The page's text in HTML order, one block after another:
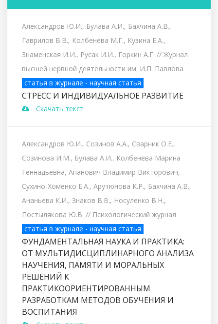
Александров Ю.И., Булава А.И., Бахчина А.В.,
Гаврилов В.В., Колбенева М.Г., Кузина Е.А.,
Знаменская И.И., Русак И.И., Горкин А.Г. // Журнал
высшей нервной деятельности им. И.П. Павлова
статья в журнале - научная статья
СТРЕСС И ИНДИВИДУАЛЬНОЕ РАЗВИТИЕ
Скачать текст
Александров Ю.И., Созинов А.А., Сварник О.Е.,
Созинова И.М., Булава А.И., Колбенева Марина
Геннадьевна, Апанович Владимир Викторович,
Сухино-Хоменко Е.А., Арутюнова К.Р., Бахчина А.В.,
Ананьева К.И., Знаков В.В., Носуленко В.Н.,
Постылякова Ю.В. // Психологический журнал
статья в журнале - научная статья
ФУНДАМЕНТАЛЬНАЯ НАУКА И ПРАКТИКА:
ОТ МУЛЬТИДИСЦИПЛИНАРНОГО АНАЛИЗА
НАУЧЕНИЯ, ПАМЯТИ И МОРАЛЬНЫХ
РЕШЕНИЙ К
ПРАКТИКООРИЕНТИРОВАННЫМ
РАЗРАБОТКАМ МЕТОДОВ ОБУЧЕНИЯ И
ВОСПИТАНИЯ